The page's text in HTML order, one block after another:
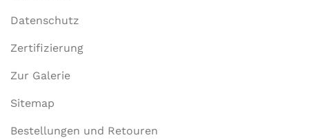
Datenschutz
Zertifizierung
Zur Galerie
Sitemap
Bestellungen und Retouren